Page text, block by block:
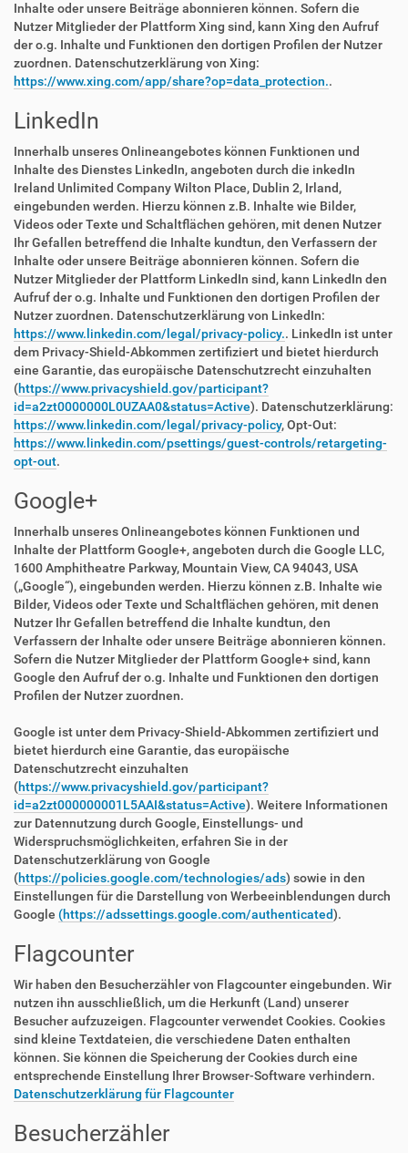
Inhalte oder unsere Beiträge abonnieren können. Sofern die
Nutzer Mitglieder der Plattform Xing sind, kann Xing den Aufruf
der o.g. Inhalte und Funktionen den dortigen Profilen der Nutzer
zuordnen. Datenschutzerklärung von Xing:
https://www.xing.com/app/share?op=data_protection..
LinkedIn
Innerhalb unseres Onlineangebotes können Funktionen und
Inhalte des Dienstes LinkedIn, angeboten durch die inkedIn
Ireland Unlimited Company Wilton Place, Dublin 2, Irland,
eingebunden werden. Hierzu können z.B. Inhalte wie Bilder,
Videos oder Texte und Schaltflächen gehören, mit denen Nutzer
Ihr Gefallen betreffend die Inhalte kundtun, den Verfassern der
Inhalte oder unsere Beiträge abonnieren können. Sofern die
Nutzer Mitglieder der Plattform LinkedIn sind, kann LinkedIn den
Aufruf der o.g. Inhalte und Funktionen den dortigen Profilen der
Nutzer zuordnen. Datenschutzerklärung von LinkedIn:
https://www.linkedin.com/legal/privacy-policy.. LinkedIn ist unter
dem Privacy-Shield-Abkommen zertifiziert und bietet hierdurch
eine Garantie, das europäische Datenschutzrecht einzuhalten
(https://www.privacyshield.gov/participant?
id=a2zt0000000L0UZAA0&status=Active). Datenschutzerklärung:
https://www.linkedin.com/legal/privacy-policy, Opt-Out:
https://www.linkedin.com/psettings/guest-controls/retargeting-
opt-out.
Google+
Innerhalb unseres Onlineangebotes können Funktionen und
Inhalte der Plattform Google+, angeboten durch die Google LLC,
1600 Amphitheatre Parkway, Mountain View, CA 94043, USA
(„Google“), eingebunden werden. Hierzu können z.B. Inhalte wie
Bilder, Videos oder Texte und Schaltflächen gehören, mit denen
Nutzer Ihr Gefallen betreffend die Inhalte kundtun, den
Verfassern der Inhalte oder unsere Beiträge abonnieren können.
Sofern die Nutzer Mitglieder der Plattform Google+ sind, kann
Google den Aufruf der o.g. Inhalte und Funktionen den dortigen
Profilen der Nutzer zuordnen.
Google ist unter dem Privacy-Shield-Abkommen zertifiziert und
bietet hierdurch eine Garantie, das europäische
Datenschutzrecht einzuhalten
(https://www.privacyshield.gov/participant?
id=a2zt000000001L5AAI&status=Active). Weitere Informationen
zur Datennutzung durch Google, Einstellungs- und
Widerspruchsmöglichkeiten, erfahren Sie in der
Datenschutzerklärung von Google
(https://policies.google.com/technologies/ads) sowie in den
Einstellungen für die Darstellung von Werbeeinblendungen durch
Google (https://adssettings.google.com/authenticated).
Flagcounter
Wir haben den Besucherzähler von Flagcounter eingebunden. Wir
nutzen ihn ausschließlich, um die Herkunft (Land) unserer
Besucher aufzuzeigen. Flagcounter verwendet Cookies. Cookies
sind kleine Textdateien, die verschiedene Daten enthalten
können. Sie können die Speicherung der Cookies durch eine
entsprechende Einstellung Ihrer Browser-Software verhindern.
Datenschutzerklärung für Flagcounter
Besucherzähler